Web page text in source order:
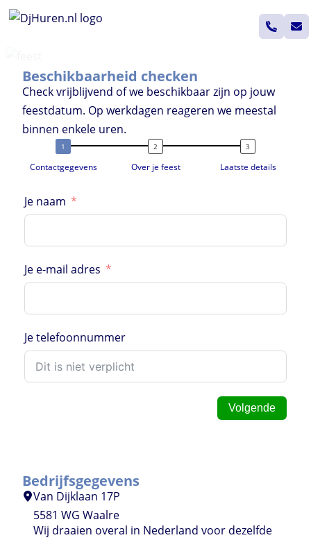
Ga
inhoud
Beschikbaarheid checken
Check vrijblijvend of we beschikbaar zijn op jouw
feestdatum. Op werkdagen reageren we meestal
binnen enkele uren.
Contactgegevens Over je feest Laatste details
Je naam
Je e-mail adres
Je telefoonnummer
Volgende
Bedrijfsgegevens
Van Dijklaan 17P
5581 WG Waalre
Wij draaien overal in Nederland voor dezelfde